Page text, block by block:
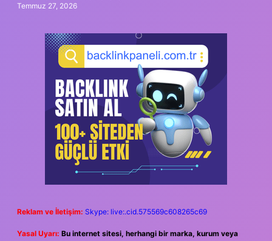
Temmuz 27, 2026
Reklam ve İletişim: Skype: live:.cid.575569c608265c69
Yasal Uyarı: Bu internet sitesi, herhangi bir marka, kurum veya